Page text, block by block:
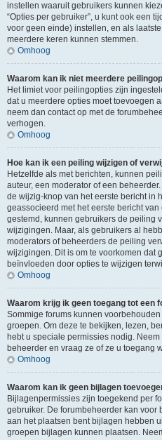
instellen waaruit gebruikers kunnen
“Opties per gebruiker”, u kunt ook een
voor geen einde) instellen, en als
meerdere keren kunnen stemmen.
Omhoog
Waarom kan ik niet meerdere
Het limiet voor peilingopties zijn
dat u meerdere opties moet toevoegen
neem dan contact op met de
verhogen.
Omhoog
Hoe kan ik een peiling wijzigen of
Hetzelfde als met berichten, kunnen
auteur, een moderator of een
de wijzig-knop van het eerste bericht in
geassocieerd met het eerste bericht
gestemd, kunnen gebruikers de peiling
wijzigingen. Maar, als gebruikers al
moderators of beheerders de peiling
wijzigingen. Dit is om te voorkomen dat
beïnvloeden door opties te wijzigen
Omhoog
Waarom krijg ik geen toegang tot een
Sommige forums kunnen
groepen. Om deze te bekijken, lezen,
hebt u speciale permissies nodig.
beheerder en vraag ze of ze u toegang
Omhoog
Waarom kan ik geen bijlagen
Bijlagenpermissies zijn toegekend per
gebruiker. De forumbeheerder kan voor
aan het plaatsen bent bijlagen hebben
groepen bijlagen kunnen plaatsen.